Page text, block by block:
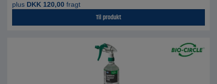
plus DKK 120,00 fragt
Til produkt